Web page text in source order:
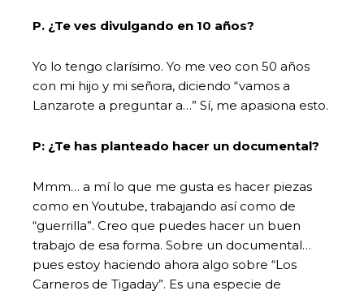
P. ¿Te ves divulgando en 10 años?
Yo lo tengo clarísimo. Yo me veo con 50 años
con mi hijo y mi señora, diciendo “vamos a
Lanzarote a preguntar a…” Sí, me apasiona esto.
P: ¿Te has planteado hacer un documental?
Mmm… a mí lo que me gusta es hacer piezas
como en Youtube, trabajando así como de
“guerrilla”. Creo que puedes hacer un buen
trabajo de esa forma. Sobre un documental…
pues estoy haciendo ahora algo sobre “Los
Carneros de Tigaday”. Es una especie de